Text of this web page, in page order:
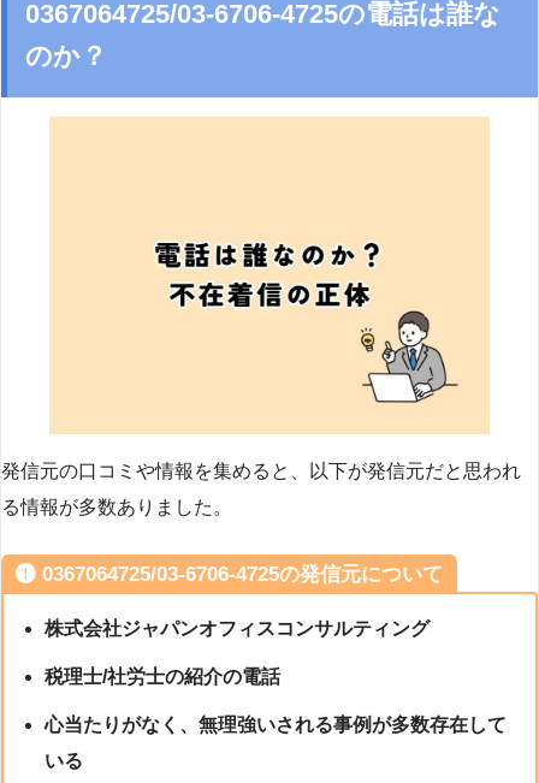
0367064725/03-6706-4725の電話は誰な
のか？
発信元の口コミや情報を集めると、以下が発信元だと思われ
る情報が多数ありました。
0367064725/03-6706-4725の発信元について
株式会社ジャパンオフィスコンサルティング
税理士/社労士の紹介の電話
心当たりがなく、無理強いされる事例が多数存在して
いる